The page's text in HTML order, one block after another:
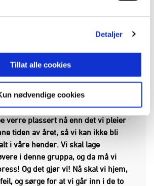
Detaljer
Tillat alle cookies
nødvendige cookies
rett over streken, med sine 26
verre plassert nå enn det vi pleier
tiden av året, så vi kan ikke bli
i våre hender. Vi skal lage
i denne gruppa, og da må vi
Og det gjør vi! Nå skal vi hjem,
og sørge for at vi går inn i de to